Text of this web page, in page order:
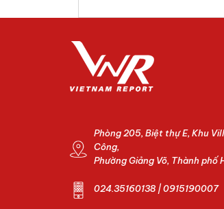
Phòng 205, Biệt thự E, Khu
Công,
Phường Giảng Võ, Thành phố
024.35160138 | 0915190007